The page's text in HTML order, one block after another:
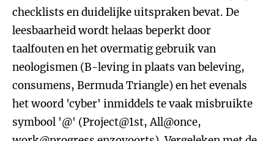
checklists en duidelijke uitspraken bevat. De
leesbaarheid wordt helaas beperkt door
taalfouten en het overmatig gebruik van
neologismen (B-leving in plaats van beleving,
consumens, Bermuda Triangle) en het evenals
het woord 'cyber' inmiddels te vaak misbruikte
symbool '@' (Project@1st, All@once,